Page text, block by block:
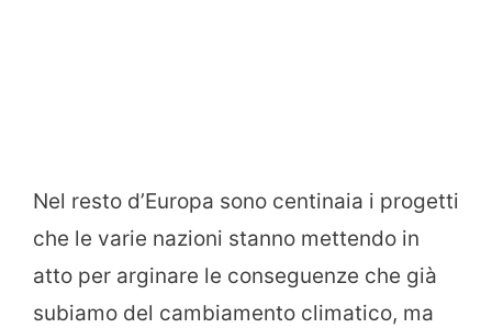
Nel resto d’Europa sono centinaia i progetti
che le varie nazioni stanno mettendo in
atto per arginare le conseguenze che già
subiamo del cambiamento climatico, ma